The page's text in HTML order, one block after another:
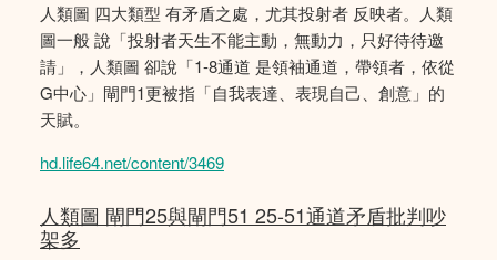
人類圖 四大類型 有矛盾之處，尤其投射者 反映者。人類
圖一般 說「投射者天生不能主動，無動力，只好待待邀
請」，人類圖 卻說「1-8通道 是領袖通道，帶領者，依從
G中心」閘門1更被指「自我表達、表現自己、創意」的
天賦。
hd.life64.net/content/3469
人類圖 閘門25與閘門51 25-51通道矛盾批判吵
架多